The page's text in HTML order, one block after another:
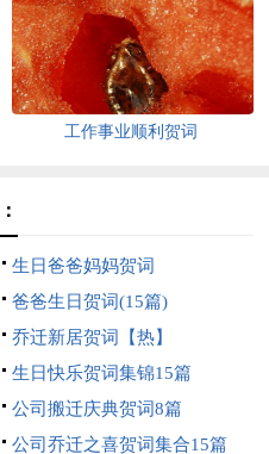
工作事业顺利贺词
生日爸爸妈妈贺词
爸爸生日贺词(15篇)
乔迁新居贺词【热】
生日快乐贺词集锦15篇
公司搬迁庆典贺词8篇
公司乔迁之喜贺词集合15篇